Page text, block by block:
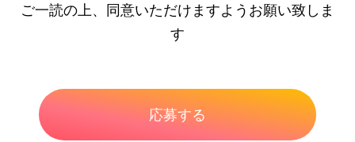
ご一読の上、同意いただけますようお願い致しま
す